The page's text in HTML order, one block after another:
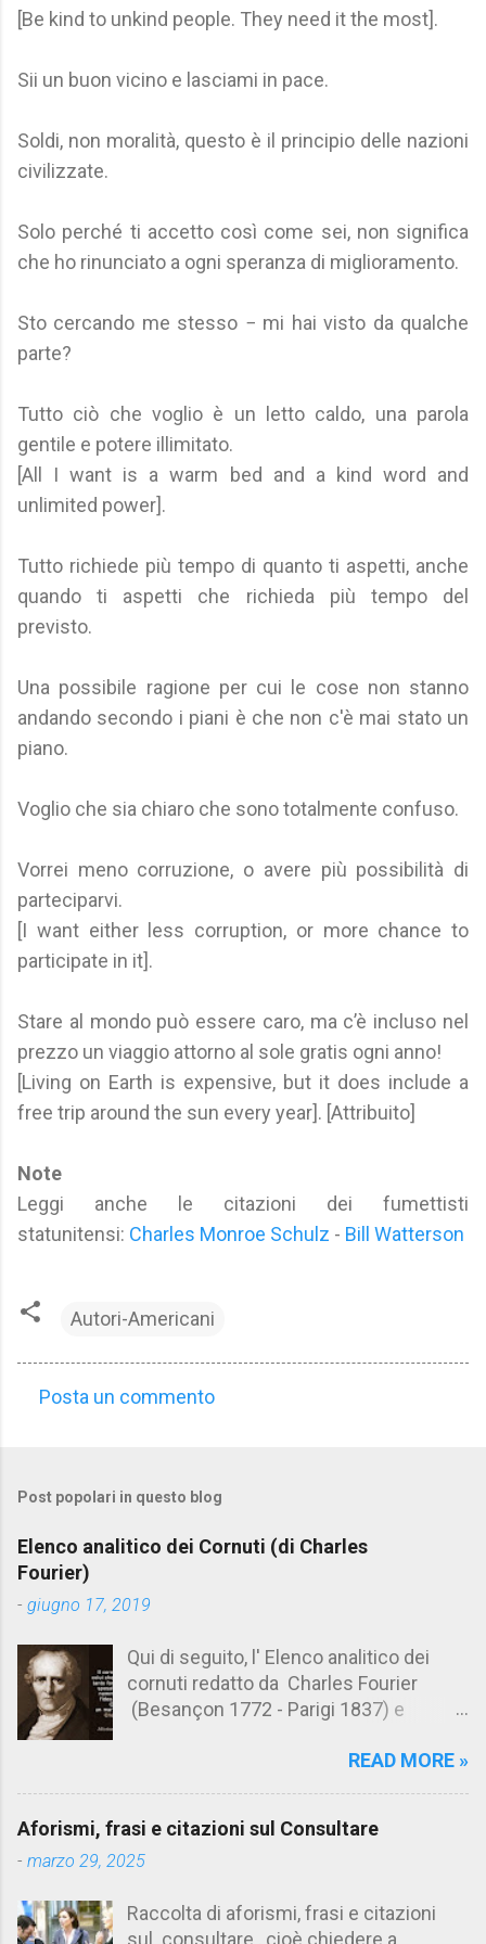
[Be kind to unkind people. They need it the most].
Sii un buon vicino e lasciami in pace.
Soldi, non moralità, questo è il principio delle nazioni
civilizzate.
Solo perché ti accetto così come sei, non significa
che ho rinunciato a ogni speranza di miglioramento.
Sto cercando me stesso − mi hai visto da qualche
parte?
Tutto ciò che voglio è un letto caldo, una parola
gentile e potere illimitato.
[All I want is a warm bed and a kind word and
unlimited power].
Tutto richiede più tempo di quanto ti aspetti, anche
quando ti aspetti che richieda più tempo del
previsto.
Una possibile ragione per cui le cose non stanno
andando secondo i piani è che non c'è mai stato un
piano.
Voglio che sia chiaro che sono totalmente confuso.
Vorrei meno corruzione, o avere più possibilità di
parteciparvi.
[I want either less corruption, or more chance to
participate in it].
Stare al mondo può essere caro, ma c’è incluso nel
prezzo un viaggio attorno al sole gratis ogni anno!
[Living on Earth is expensive, but it does include a
free trip around the sun every year]. [Attribuito]
Note
Leggi anche le citazioni dei fumettisti
statunitensi: Charles Monroe Schulz - Bill Watterson
Autori-Americani
m
e
n
t
Posta un commento
Post popolari in questo blog
Elenco analitico dei Cornuti (di Charles
Fourier)
- giugno 17, 2019
Qui di seguito, l' Elenco analitico dei
cornuti redatto da Charles Fourier
(Besançon 1772 - Parigi 1837) e
Aforismario trovi anche una raccolta di
cornuto pretenzioso: colui che ritiene
sua moglie tanto fortunata, per averlo
ammettere l'idea del tradimento. Ciò lo
READ MORE »
Aforismi, frasi e citazioni sul Consultare
- marzo 29, 2025
Raccolta di aforismi, frasi e citazioni
sul consultare , cioè chiedere a